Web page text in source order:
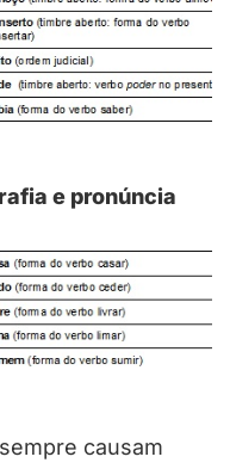
e pronúncia
causam